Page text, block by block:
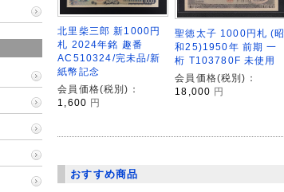
北里柴三郎 新1000円
札 2024年銘 趣番
AC510324/完未品/新
紙幣記念
会員価格(税別)：
1,600 円
聖徳太子 1000円札 (昭
和25)1950年 前期 一
桁 T103780F 未使用
会員価格(税別)：
18,000 円
おすすめ商品